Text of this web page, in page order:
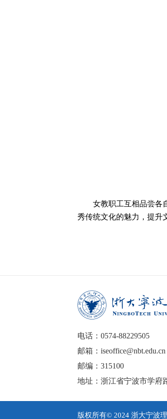
女教职工互相品尝各
秀传统文化的魅力，提升
电话：0574-88229505
邮箱：iseoffice@nbt.edu.cn
邮编：315100
地址：浙江省宁波市学府
版权所有© 2024 浙大宁波